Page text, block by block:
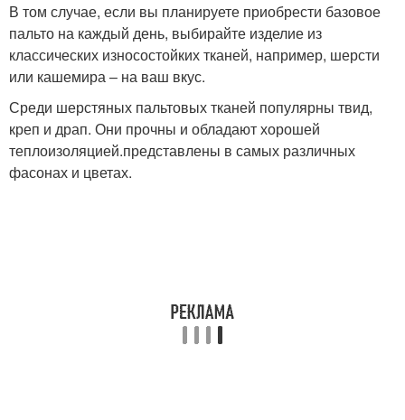
В том случае, если вы планируете приобрести базовое
пальто на каждый день, выбирайте изделие из
классических износостойких тканей, например, шерсти
или кашемира – на ваш вкус.
Среди шерстяных пальтовых тканей популярны твид,
креп и драп. Они прочны и обладают хорошей
теплоизоляцией.представлены в самых различных
фасонах и цветах.